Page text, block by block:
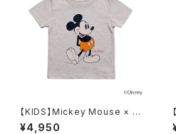
【KIDS】Mickey Mouse × CU
RRY TO T(TOP GRAY）
¥4,950